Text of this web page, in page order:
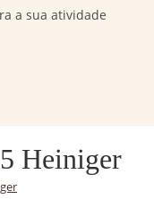
a sua atividade
Heiniger